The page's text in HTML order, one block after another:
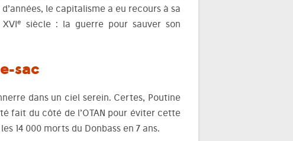
le capitalisme a eu recours à sa
e
siècle : la guerre pour sauver son
sac
dans un ciel serein. Certes, Poutine
fait du côté de l’OTAN pour éviter cette
14 000 morts du Donbass en 7 ans.